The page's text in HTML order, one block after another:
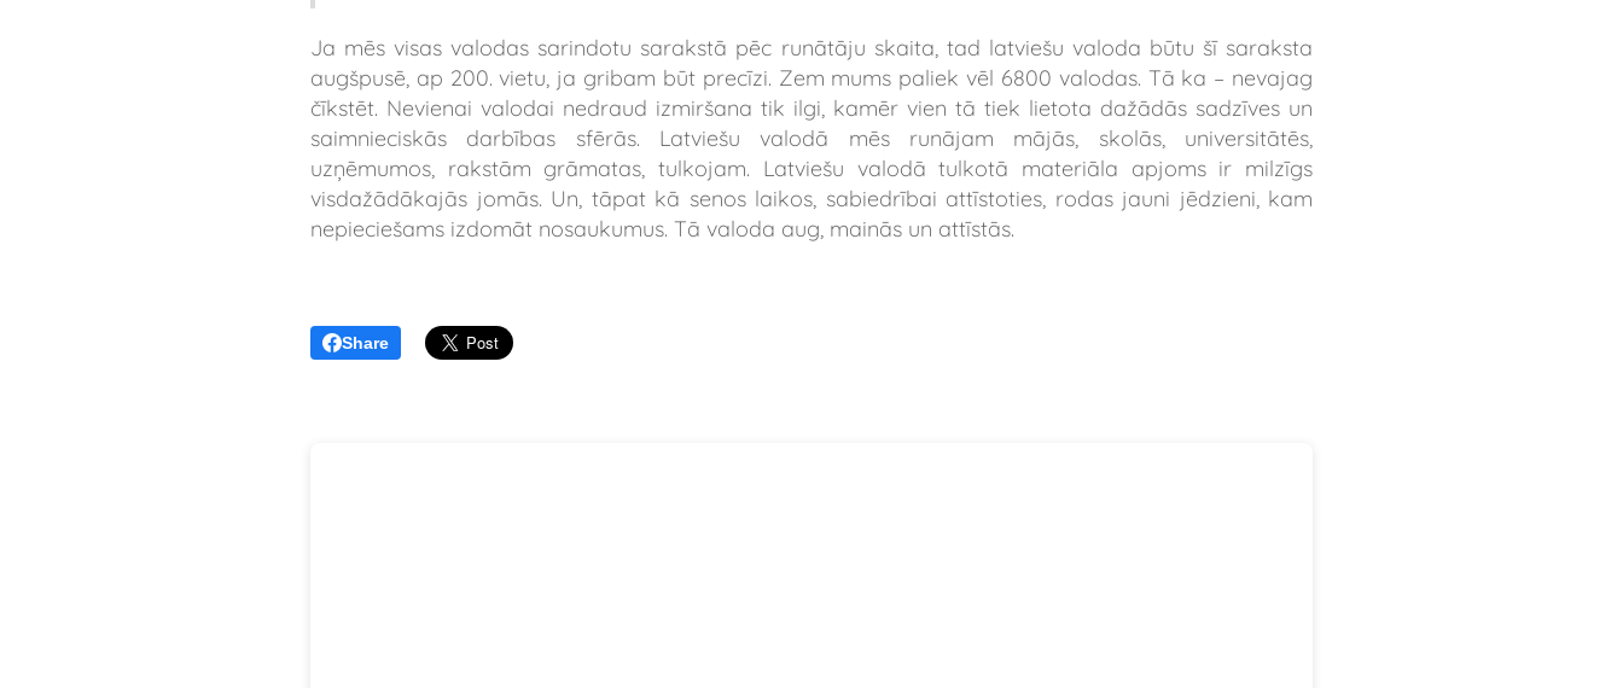
Ja mēs visas valodas sarindotu sarakstā pēc runātāju skaita, tad latviešu valoda būtu šī saraksta
augšpusē, ap 200. vietu, ja gribam būt precīzi. Zem mums paliek vēl 6800 valodas. Tā ka – nevajag
čīkstēt. Nevienai valodai nedraud izmiršana tik ilgi, kamēr vien tā tiek lietota dažādās sadzīves un
saimnieciskās darbības sfērās. Latviešu valodā mēs runājam mājās, skolās, universitātēs,
uzņēmumos, rakstām grāmatas, tulkojam. Latviešu valodā tulkotā materiāla apjoms ir milzīgs
visdažādākajās jomās. Un, tāpat kā senos laikos, sabiedrībai attīstoties, rodas jauni jēdzieni, kam
nepieciešams izdomāt nosaukumus. Tā valoda aug, mainās un attīstās.
Share